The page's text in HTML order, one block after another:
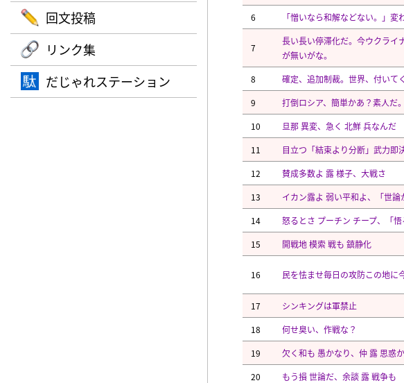
回文投稿
リンク集
だじゃれステーション
6
「憎いなら和解などない。」変
7
長い長い停滞化だ。今ウクライ
が無いがな。
8 確定、追加制裁。世界、付いて
9
打倒ロシア、簡単かあ？素人だ。
10
旦那 異変、急く 北鮮 兵なんだ
11
目立つ「結束より分断」武力即
12
賛成多数よ 露 様子、大戦さ
13
イカン露よ 弱い平和よ、「世論
14
怒るとさ プーチン チープ、「悟
15
開戦地 模索 戦も 鎮静化
16 民を怯ませ毎日の攻防この地に
17 シンキングは軍禁止
18
何せ臭い、作戦な？
19
欠く和も 愚かなり、仲 露 思惑か
20
もう損 世論だ、余談 露 戦争も